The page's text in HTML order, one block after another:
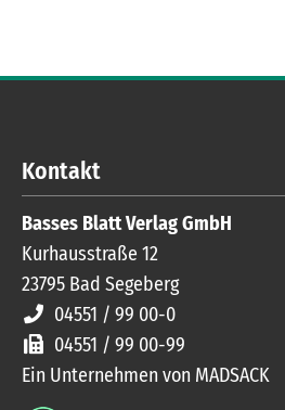
Kontakt
Basses Blatt Verlag GmbH
Kurhausstraße 12
23795 Bad Segeberg
04551 / 99 00-0
04551 / 99 00-99
Ein Unternehmen von MADSACK